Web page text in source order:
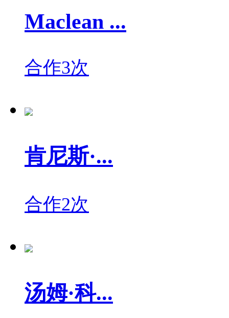
Maclean ...
合作3次
肯尼斯·...
合作2次
汤姆·科...